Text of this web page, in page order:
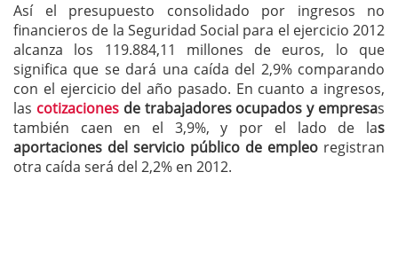
Así el presupuesto consolidado por ingresos no
financieros de la Seguridad Social para el ejercicio 2012
alcanza los 119.884,11 millones de euros, lo que
significa que se dará una caída del 2,9% comparando
con el ejercicio del año pasado. En cuanto a ingresos,
las cotizaciones de trabajadores ocupados y empresas
también caen en el 3,9%, y por el lado de las
aportaciones del servicio público de empleo registran
otra caída será del 2,2% en 2012.